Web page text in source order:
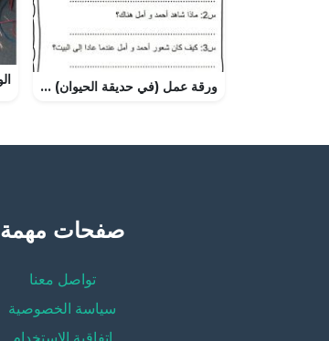
ورقة عمل (في حديقة الحيوان) (لغة عربية) الأول
صفحات مهمة
تواصل معنا
سياسة الخصوصية